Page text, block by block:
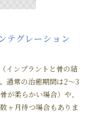
テグレーション
インプラントと骨の結
通常の治癒期間は2～3
が柔らかい場合）や、
ヶ月待つ場合もありま